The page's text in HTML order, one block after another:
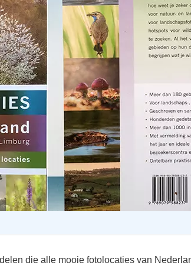
die alle mooie fotolocaties van